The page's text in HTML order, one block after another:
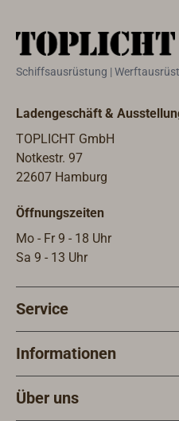
Schiffsausrüstung |
Ladengeschäft &
TOPLICHT GmbH
Notkestr. 97
22607 Hamburg
Öffnungszeiten
Mo - Fr 9 - 18 Uhr
Sa 9 - 13 Uhr
Service
Informationen
Über uns